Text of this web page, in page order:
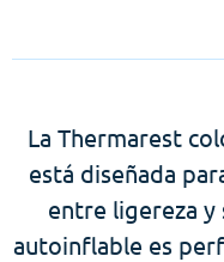
La Thermarest
está diseñada
entre ligereza
autoinflable es